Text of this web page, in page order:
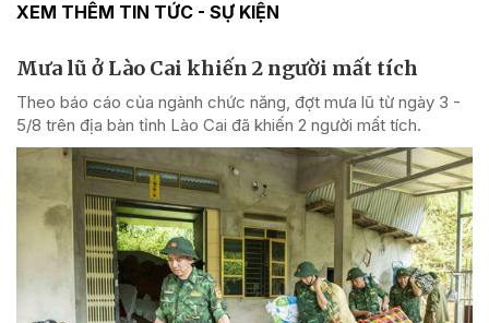
XEM THÊM TIN TỨC - SỰ KIỆN
Mưa lũ ở Lào Cai khiến 2 người mất tích
Theo báo cáo của ngành chức năng, đợt mưa lũ từ ngày 3 -
5/8 trên địa bàn tỉnh Lào Cai đã khiến 2 người mất tích.